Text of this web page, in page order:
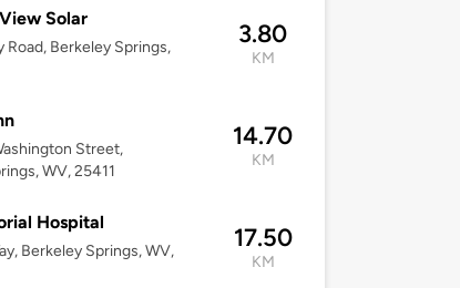
Solar
Road, Berkeley Springs,
3.80
KM
Street,
WV, 25411
14.70
KM
Hospital
Berkeley Springs, WV,
17.50
KM